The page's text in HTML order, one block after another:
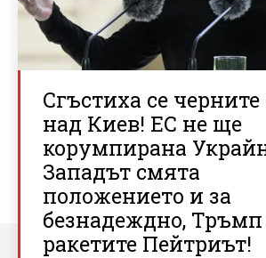
Сгъстиха се
над Киев! ЕС не ще
корумпирана
Западът смята
положението и за
безнадеждно,
ракетите Пейтриът!